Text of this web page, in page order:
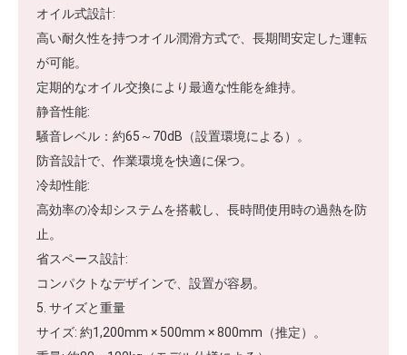
オイル式設計:
高い耐久性を持つオイル潤滑方式で、長期間安定した運転
が可能。
定期的なオイル交換により最適な性能を維持。
静音性能:
騒音レベル：約65～70dB（設置環境による）。
防音設計で、作業環境を快適に保つ。
冷却性能:
高効率の冷却システムを搭載し、長時間使用時の過熱を防
止。
省スペース設計:
コンパクトなデザインで、設置が容易。
5. サイズと重量
サイズ: 約1,200mm × 500mm × 800mm（推定）。